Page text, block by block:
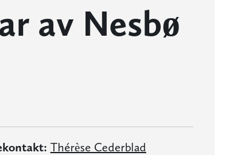
av Nesbø
Thérèse Cederblad